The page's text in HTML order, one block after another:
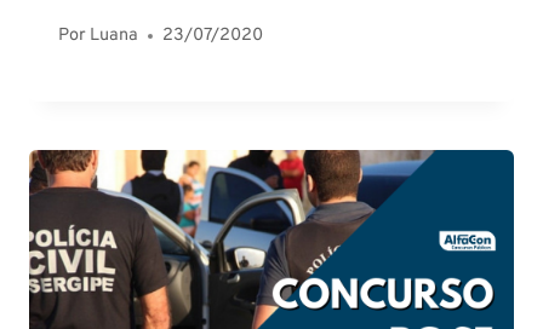
Por Luana 23/07/2020